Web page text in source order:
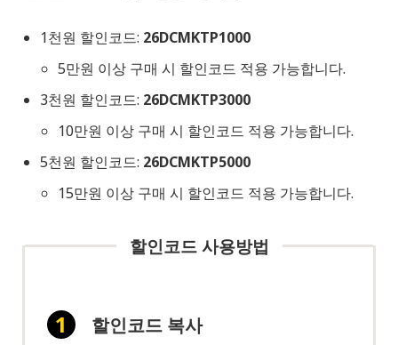
1천원 할인코드: 26DCMKTP1000
5만원 이상 구매 시 할인코드 적용 가능합니다.
3천원 할인코드: 26DCMKTP3000
10만원 이상 구매 시 할인코드 적용 가능합니다.
5천원 할인코드: 26DCMKTP5000
15만원 이상 구매 시 할인코드 적용 가능합니다.
할인코드 사용방법
할인코드 복사